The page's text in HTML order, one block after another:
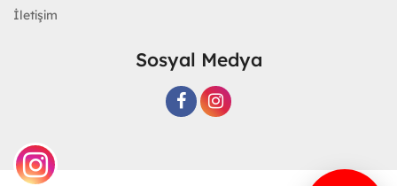
İletişim
Sosyal Medya